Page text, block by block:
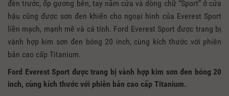
đèn trước, ốp gương bên, tay nắm cửa và dòng chữ “Sport” ở cửa
hậu cũng được sơn đen khiến cho ngoại hình của Everest Sport
liền mạch, mạnh mẽ và cá tính. Ford Everest Sport được trang bị
vành hợp kim sơn đen bóng 20 inch, cùng kích thước với phiên
bản cao cấp Titanium.
Ford Everest Sport được trang bị vành hợp kim sơn đen bóng 20
inch, cùng kích thước với phiên bản cao cấp Titanium.